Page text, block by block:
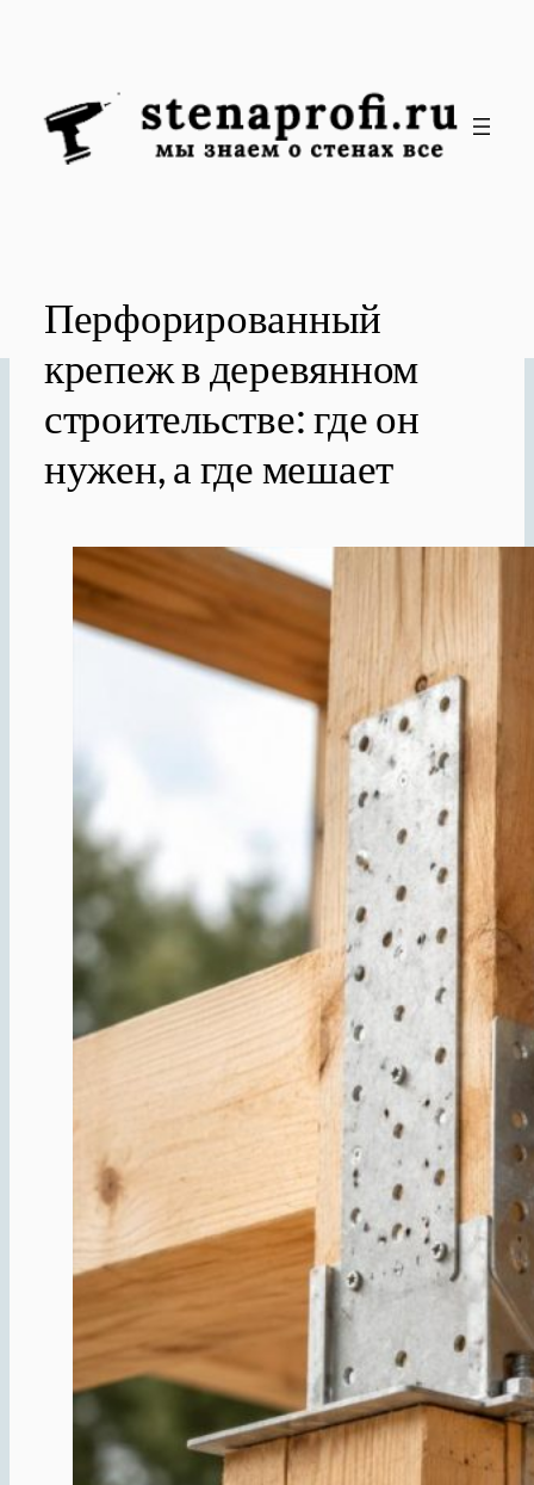
Перфорированный
крепеж в деревянном
строительстве: где он
нужен, а где мешает